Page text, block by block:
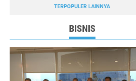
TERPOPULER LAINNYA
BISNIS